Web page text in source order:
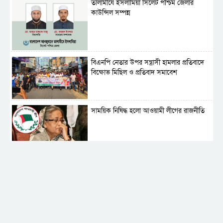
‎তালামীযে ইসলামিয়া সিলেট পশ্চিম জেলার
কাউন্সিল সম্পন্ন
বিএনপি নেতার উপর সন্ত্রাসী হামলার প্রতিবাদে
বিক্ষোভ মিছিল ও প্রতিবাদ সমাবেশ
সাময়িক নিষিদ্ধ হলো আওয়ামী লীগের রাজনীতি